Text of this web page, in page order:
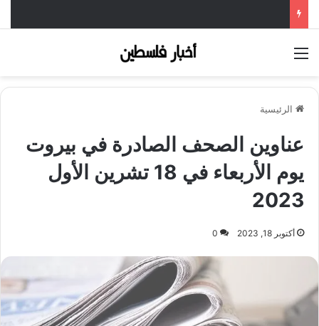
الرئيسية
عناوين الصحف الصادرة في بيروت
يوم الأربعاء في 18 تشرين الأول
2023
أكتوبر 18, 2023 0